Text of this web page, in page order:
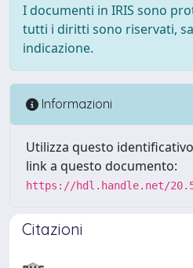
I documenti in IRIS sono
tutti i diritti sono riservati,
indicazione.
Informazioni
Utilizza questo
link a questo documento:
https://hdl.handle.net/
Citazioni